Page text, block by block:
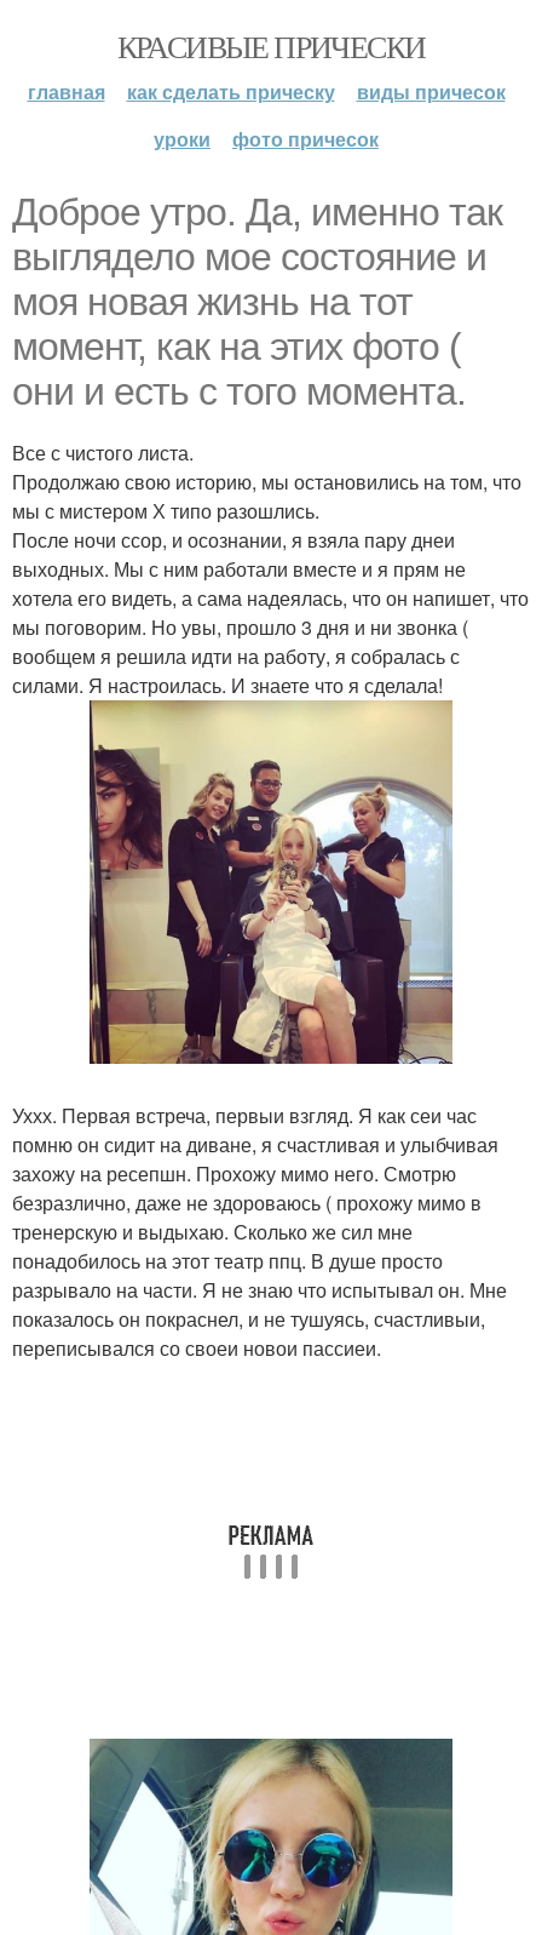
КРАСИВЫЕ ПРИЧЕСКИ
главная как сделать прическу
виды причесок
уроки
фото причесок
Доброе утро. Да, именно так
выглядело мое состояние и
моя новая жизнь на тот
момент, как на этих фото (
они и есть с того момента.
Все с чистого листа.
Продолжаю свою историю, мы остановились на том, что
мы с мистером Х типо разошлись.
После ночи ссор, и осознании, я взяла пару днеи
выходных. Мы с ним работали вместе и я прям не
хотела его видеть, а сама надеялась, что он напишет, что
мы поговорим. Но увы, прошло 3 дня и ни звонка (
вообщем я решила идти на работу, я собралась с
силами. Я настроилась. И знаете что я сделала!
Уххх. Первая встреча, первыи взгляд. Я как сеи час
помню он сидит на диване, я счастливая и улыбчивая
захожу на ресепшн. Прохожу мимо него. Смотрю
безразлично, даже не здороваюсь ( прохожу мимо в
тренерскую и выдыхаю. Сколько же сил мне
понадобилось на этот театр ппц. В душе просто
разрывало на части. Я не знаю что испытывал он. Мне
показалось он покраснел, и не тушуясь, счастливыи,
переписывался со своеи новои пассиеи.